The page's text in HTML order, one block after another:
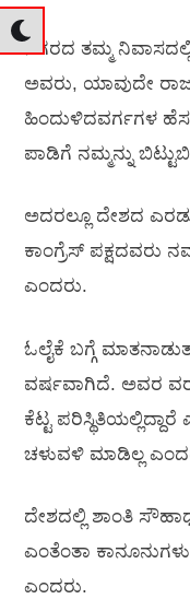
ನಗರದ ತಮ್ಮ
ಅವರು, ಯಾವುದೇ
ಹಿಂದುಳಿದವರ್ಗಗಳ
ಪಾಡಿಗೆ ನಮ್ಮನ್ನು
ಅದರಲ್ಲೂ ದೇಶದ
ಕಾಂಗ್ರೆಸ್‌ ಪಕ್ಷದವರು
ಎಂದರು.
ಓಲೈಕೆ ಬಗ್ಗೆ
ವರ್ಷವಾಗಿದೆ. ಅವರ
ಕೆಟ್ಟ
ಚಳುವಳಿ ಮಾಡಿಲ್ಲ
ದೇಶದಲ್ಲಿ ಶಾಂತಿ
ಎಂತೆಂತಾ
ಎಂದರು.